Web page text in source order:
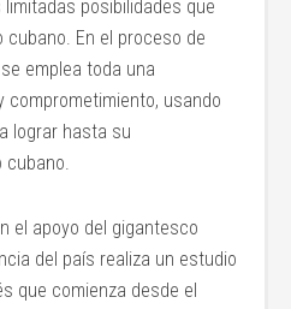
posibilidades que
En el proceso de
emplea toda una
comprometimiento, usando
lograr hasta su
cubano.
el apoyo del gigantesco
del país realiza un estudio
que comienza desde el